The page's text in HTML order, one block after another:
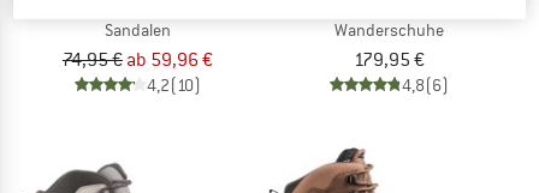
Sandalen
74,95 € ab 59,96 €
4,2(10)
Wanderschuhe
179,95 €
4,8(6)